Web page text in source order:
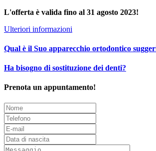
L'offerta è valida fino al 31 agosto 2023!
Ulteriori informazioni
Qual è il Suo apparecchio ortodontico
Ha bisogno di sostituzione dei denti?
Prenota un appuntamento!